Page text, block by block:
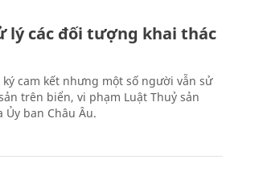
lý các đối tượng khai thác
cam kết nhưng một số người vẫn sử
trên biển, vi phạm Luật Thuỷ sản
ban Châu Âu.